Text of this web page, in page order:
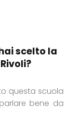
scelto la
questa scuola
bene da